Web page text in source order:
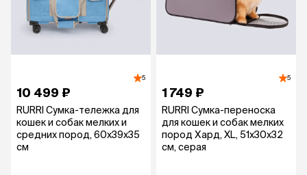
5
10 499 ₽
RURRI Сумка-тележка для
кошек и собак мелких и
средних пород, 60х39х35
см
5
1 749 ₽
RURRI Сумка-переноска
для кошек и собак мелких
пород Хард, XL, 51х30х32
см, серая